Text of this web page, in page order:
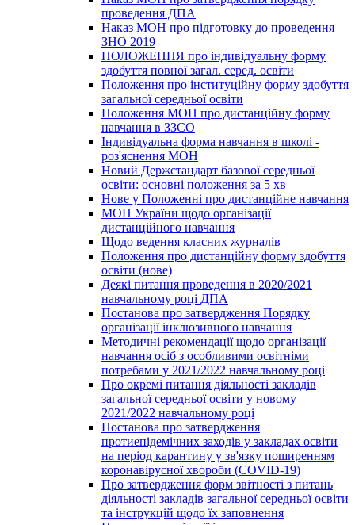
проведення ДПА
Наказ МОН про підготовку до проведення
ЗНО 2019
ПОЛОЖЕННЯ про індивідуальну форму
здобуття повної загал. серед. освіти
Положення про інституційну форму здобуття
загальної середньої освіти
Положення МОН про дистанційну форму
навчання в ЗЗСО
Індивідуальна форма навчання в школі -
роз'яснення МОН
Новий Держстандарт базової середньої
освіти: основні положення за 5 хв
Нове у Положенні про дистанційне навчання
МОН України щодо організації
дистанційного навчання
Щодо ведення класних журналів
Положення про дистанційну форму здобуття
освіти (нове)
Деякі питання проведення в 2020/2021
навчальному році ДПА
Постанова про затвердження Порядку
організації інклюзивного навчання
Методичні рекомендації щодо організації
навчання осіб з особливими освітніми
потребами у 2021/2022 навчальному році
Про окремі питання діяльності закладів
загальної середньої освіти у новому
2021/2022 навчальному році
Постанова про затвердження
протиепідемічних заходів у закладах освіти
на період карантину у зв'язку поширенням
коронавірусної хвороби (COVID-19)
Про затвердження форм звітності з питань
діяльності закладів загальної середньої освіти
та інструкцій щодо їх заповнення